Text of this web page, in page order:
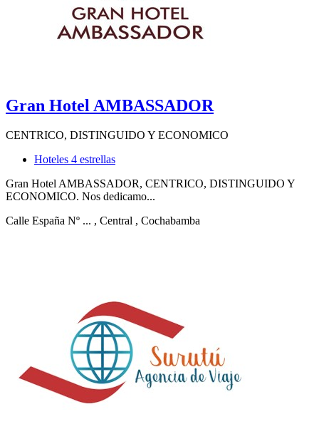
Gran Hotel AMBASSADOR
CENTRICO, DISTINGUIDO Y ECONOMICO
Hoteles 4 estrellas
Gran Hotel AMBASSADOR, CENTRICO, DISTINGUIDO Y
ECONOMICO. Nos dedicamo...
Calle España Nº ... , Central , Cochabamba